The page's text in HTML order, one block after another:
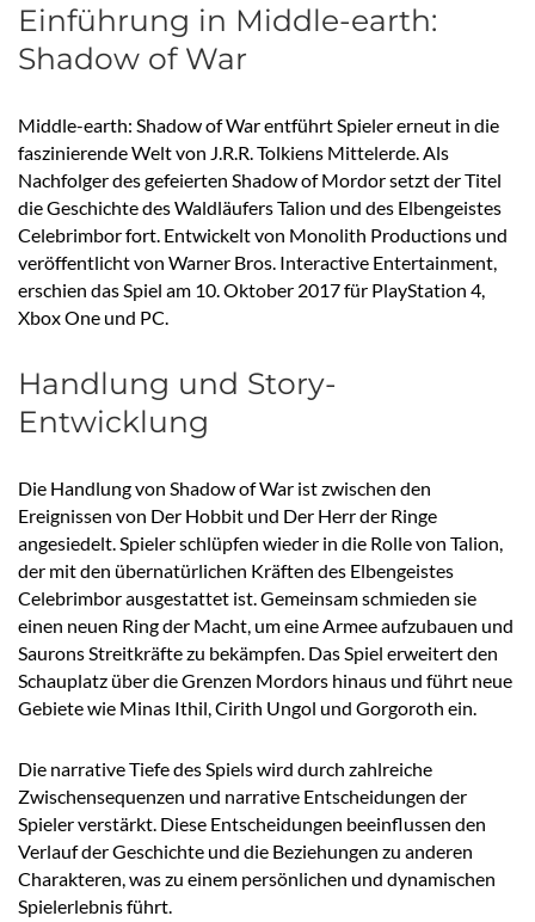
Einführung in Middle-earth:
Shadow of War
Middle-earth: Shadow of War entführt Spieler erneut in die
faszinierende Welt von J.R.R. Tolkiens Mittelerde. Als
Nachfolger des gefeierten Shadow of Mordor setzt der Titel
die Geschichte des Waldläufers Talion und des Elbengeistes
Celebrimbor fort. Entwickelt von Monolith Productions und
veröffentlicht von Warner Bros. Interactive Entertainment,
erschien das Spiel am 10. Oktober 2017 für PlayStation 4,
Xbox One und PC.
Handlung und Story-
Entwicklung
Die Handlung von Shadow of War ist zwischen den
Ereignissen von Der Hobbit und Der Herr der Ringe
angesiedelt. Spieler schlüpfen wieder in die Rolle von Talion,
der mit den übernatürlichen Kräften des Elbengeistes
Celebrimbor ausgestattet ist. Gemeinsam schmieden sie
einen neuen Ring der Macht, um eine Armee aufzubauen und
Saurons Streitkräfte zu bekämpfen. Das Spiel erweitert den
Schauplatz über die Grenzen Mordors hinaus und führt neue
Gebiete wie Minas Ithil, Cirith Ungol und Gorgoroth ein.
Die narrative Tiefe des Spiels wird durch zahlreiche
Zwischensequenzen und narrative Entscheidungen der
Spieler verstärkt. Diese Entscheidungen beeinflussen den
Verlauf der Geschichte und die Beziehungen zu anderen
Charakteren, was zu einem persönlichen und dynamischen
Spielerlebnis führt.